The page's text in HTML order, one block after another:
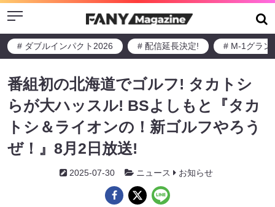
Menu
# ダブルインパクト2026 # 配信延長決定! # M-1グラン
番組初の北海道でゴルフ! タカトシ
らが大ハッスル! BSよしもと『タカ
トシ＆ライオンの！新ゴルフやろう
ぜ！』8月2日放送!
2025-07-30 ニュース お知らせ